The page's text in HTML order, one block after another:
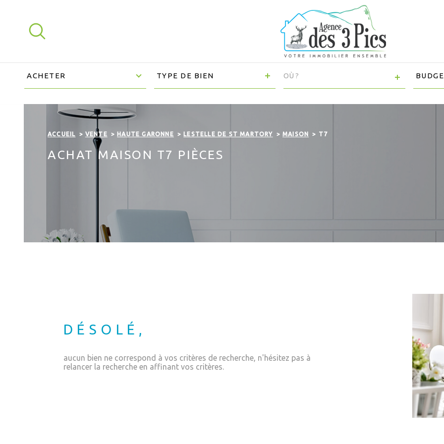
contenu
REC
HER
D'OFFRE
ACHETER
DE
BIEN
TYPE DE BIEN
TEXTE
ACCUEIL VENTE HAUTE GARONNE LESTELLE DE ST MARTORY MAISON T7
ACHAT MAISON T7 PIÈCES
DÉSOLÉ,
aucun bien ne correspond à vos critères de recherche, n'hésitez pas à
relancer la recherche en affinant vos critères.